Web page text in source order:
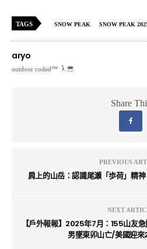
TAGS SNOW PEAK SNOW PEAK
aryo
outdoor coded™
Share
PREVIOUS
肩上的山岳：認識尾瀨「歩荷」精
NEXT
【戶外報報】2025年7月：155山友
男墜東卯山亡/美國迎